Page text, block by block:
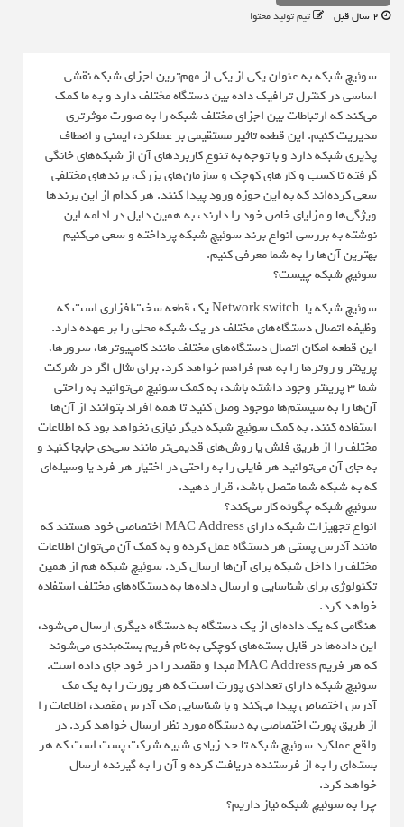
تیم تولید محتوا
سوئیچ شبکه به عنوان یکی از یکی از مهم‌ترین اجزای شبکه نقشی
اساسی در کنترل ترافیک داده بین دستگاه مختلف دارد و به ما کمک
می‌کند که ارتباطات بین اجزای مختلف شبکه را به صورت موثرتری
مدیریت کنیم. این قطعه تاثیر مستقیمی بر عملکرد، ایمنی و انعطاف
پذیری شبکه دارد و با توجه به تنوع کاربردهای آن از شبکه‌های خانگی
گرفته تا کسب و کارهای کوچک و سازمان‌های بزرگ، برندهای مختلفی
سعی کرده‌اند که به این حوزه ورود پیدا کنند. هر کدام از این برندها
ویژگی‌ها و مزایای خاص خود را دارند، به همین دلیل در ادامه این
نوشته به بررسی انواع برند سوئیچ شبکه پرداخته و سعی می‌کنیم
بهترین آن‌ها را به شما معرفی کنیم.
سوئیچ شبکه چیست؟
سوئیچ شبکه یا ‌ Network switch یک قطعه سخت‌افزاری است که
وظیفه اتصال دستگاه‌های مختلف در یک شبکه محلی را بر عهده دارد.
این قطعه امکان اتصال دستگاه‌های مختلف مانند کامپیوترها، سرورها،
پرینتر و روترها را به هم فراهم خواهد کرد. برای مثال اگر در شرکت
شما 3 پرینتر وجود داشته باشد، به کمک سوئیچ می‌توانید به راحتی
آن‌ها را به سیستم‌ها موجود وصل کنید تا همه افراد بتوانند از آن‌ها
استفاده کنند. به کمک سوئیچ شبکه دیگر نیازی نخواهد بود که اطلاعات
مختلف را از طریق فلش یا روش‌های قدیمی‌تر مانند سی‌دی جابجا کنید و
به جای آن می‌توانید هر فایلی را به راحتی در اختیار هر فرد یا وسیله‌ای
که به شبکه شما متصل باشد، قرار دهید.
سوئیچ شبکه چگونه کار می‌کند؟
انواع تجهیزات شبکه دارای MAC Address اختصاصی خود هستند که
مانند آدرس پستی هر دستگاه عمل کرده و به کمک آن می‌توان اطلاعات
مختلف را داخل شبکه برای آن‌ها ارسال کرد. سوئیچ شبکه هم از همین
تکنولوژی برای شناسایی و ارسال داده‌ها به دستگاه‌های مختلف استفاده
خواهد کرد.
هنگامی که یک داده‌ای از یک دستگاه به دستگاه دیگری ارسال می‌شود،
این داده‌ها در قابل بسته‌های کوچکی به نام فریم بسته‌بندی می‌شوند
که هر فریم MAC Address مبدا و مقصد را در خود جای داده است.
سوئیچ شبکه دارای تعدادی پورت است که هر پورت را به یک مک
آدرس اختصاص پیدا می‌کند و با شناسایی مک آدرس مقصد، اطلاعات را
از طریق پورت اختصاصی به دستگاه مورد نظر ارسال خواهد کرد. در
واقع عملکرد سوئیچ شبکه تا حد زیادی شبیه شرکت پست است که هر
بسته‌ای را به از فرستنده دریافت کرده و آن را به گیرنده ارسال
خواهد کرد.
چرا به سوئیچ شبکه نیاز داریم؟